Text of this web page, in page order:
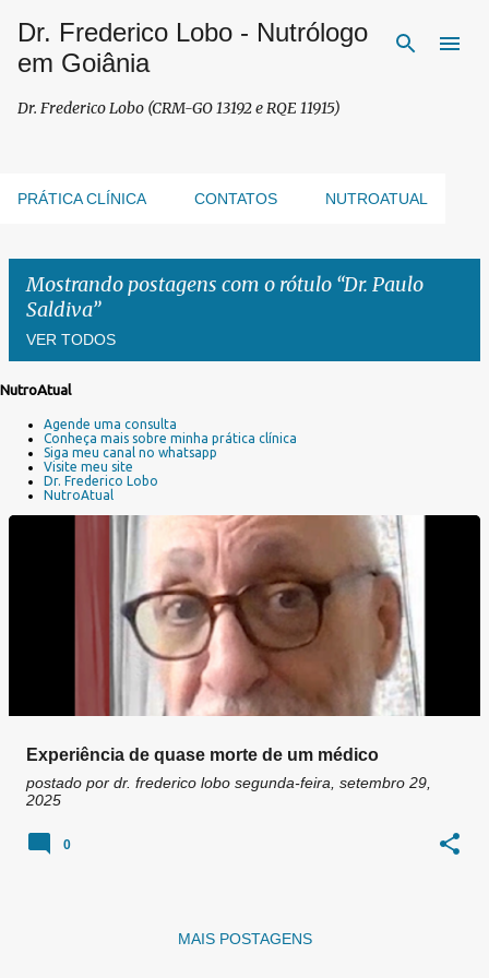
Pular para o conteúdo principal
Dr. Frederico Lobo - Nutrólogo
em Goiânia
Dr. Frederico Lobo (CRM-GO 13192 e RQE 11915)
PRÁTICA CLÍNICA CONTATOS NUTROATUAL
Mostrando postagens com o rótulo Dr. Paulo
Saldiva
VER TODOS
g
NutroAtual
Agende uma consulta
Conheça mais sobre minha prática clínica
Siga meu canal no whatsapp
Visite meu site
Dr. Frederico Lobo
NutroAtual
Experiência de quase morte de um médico
postado por dr. frederico lobo segunda-feira, setembro 29,
2025
0
MAIS POSTAGENS